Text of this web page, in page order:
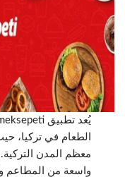
معظم المدن
واسعة من المطاعم